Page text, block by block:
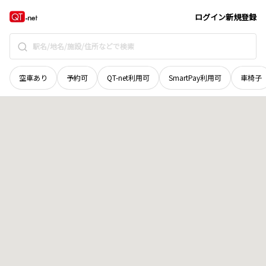
ログイン新規登録
空車あり 予約可 QT-net利用可 SmartPay利用可 車椅子
愛知県